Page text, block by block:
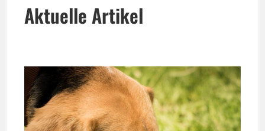
Aktuelle Artikel